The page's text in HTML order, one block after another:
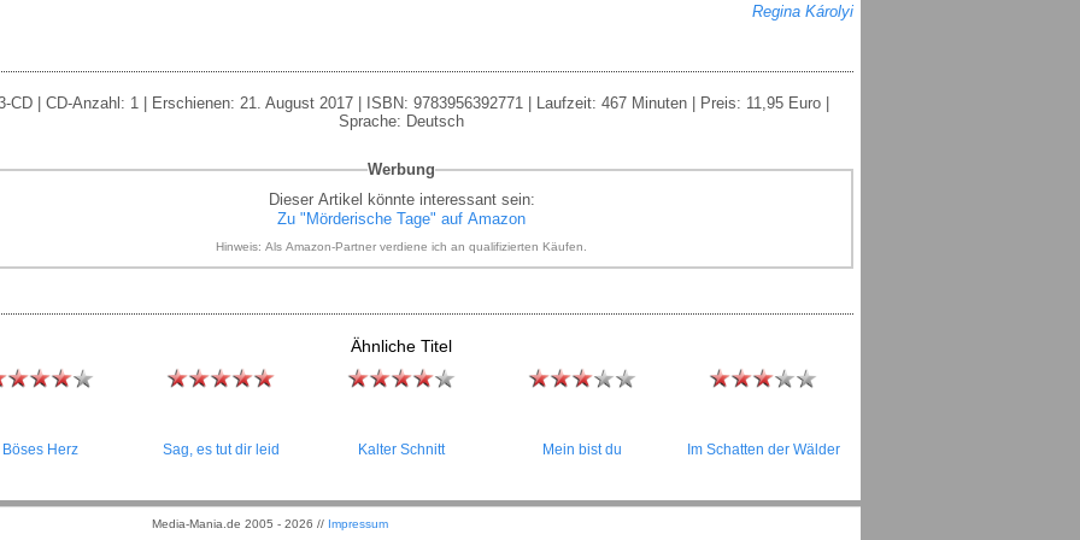
Regina Károlyi
CD | CD-Anzahl: 1 | Erschienen: 21. August 2017 | ISBN: 9783956392771 | Laufzeit: 467 Minuten | Preis: 11,95 Euro |
Sprache: Deutsch
Werbung
Dieser Artikel könnte interessant sein:
Zu "Mörderische Tage" auf Amazon
Hinweis: Als Amazon-Partner verdiene ich an qualifizierten Käufen.
Ähnliche Titel
Böses Herz Sag, es tut dir leid Kalter Schnitt Mein bist du Im Schatten der Wälder
Media-Mania.de 2005 - 2026 // Impressum